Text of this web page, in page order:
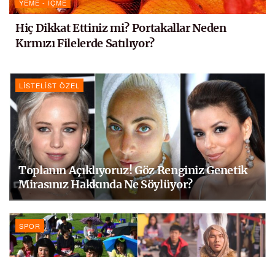
YEME - İÇME
Hiç Dikkat Ettiniz mi? Portakallar Neden
Kırmızı Filelerde Satılıyor?
LISTELIST ÖZEL
Toplanın Açıklıyoruz! Göz Renginiz Genetik
Mirasınız Hakkında Ne Söylüyor?
SPOR